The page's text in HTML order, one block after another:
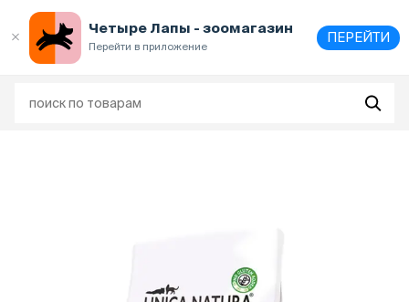
Четыре Лапы - зоомагазин
Перейти в приложение
ПЕРЕЙТИ